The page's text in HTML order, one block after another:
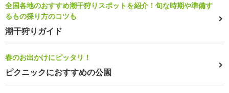
全国各地のおすすめ潮干狩りスポットを紹介！旬な時期や準備す
るもの採り方のコツも
潮干狩りガイド
春のお出かけにピッタリ！
ピクニックにおすすめの公園